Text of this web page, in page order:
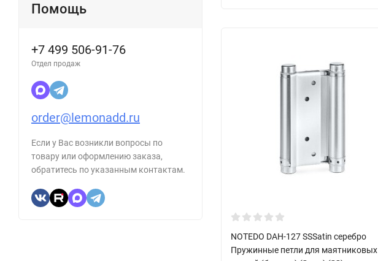
Помощь
+7 499 506-91-76
Отдел продаж
order@lemonadd.ru
Если у Вас возникли вопросы по
товару или оформлению заказа,
обратитесь по указанным контактам.
NOTEDO DAH-127 SSSatin серебро
Пружинные петли для маятниковых